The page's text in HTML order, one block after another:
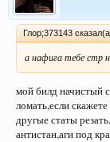
Глор;373143
а нафига тебе стр
мой билд начистый
ломать,если
другые статы
антистан,аги под